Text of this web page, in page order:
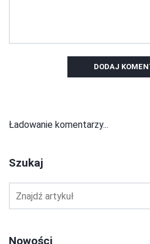
DODAJ
Ładowanie komentarzy...
Szukaj
Nowości